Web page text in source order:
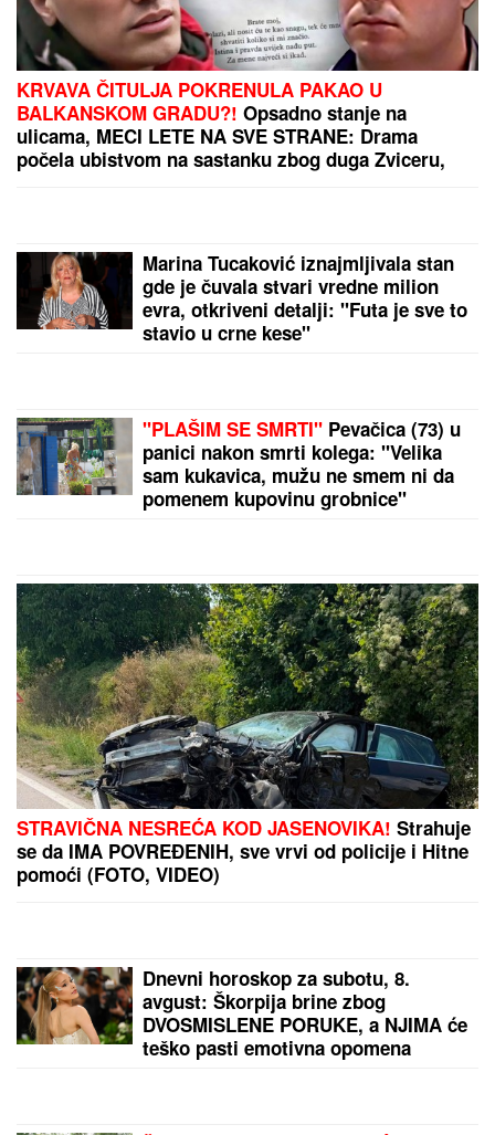
Totalni preokret: Isplivale nove informacije,
Bolomboj ostaje pri prvobitnom dogovoru
Pevačica sinu ostavlja stan od 150
Koventri ne staje: Lampard doveo
novo pojačanje
KRVAVA ČITULJA POKRENULA PAKAO U
BALKANSKOM GRADU?! Opsadno stanje na
ulicama, MECI LETE NA SVE STRANE: Drama